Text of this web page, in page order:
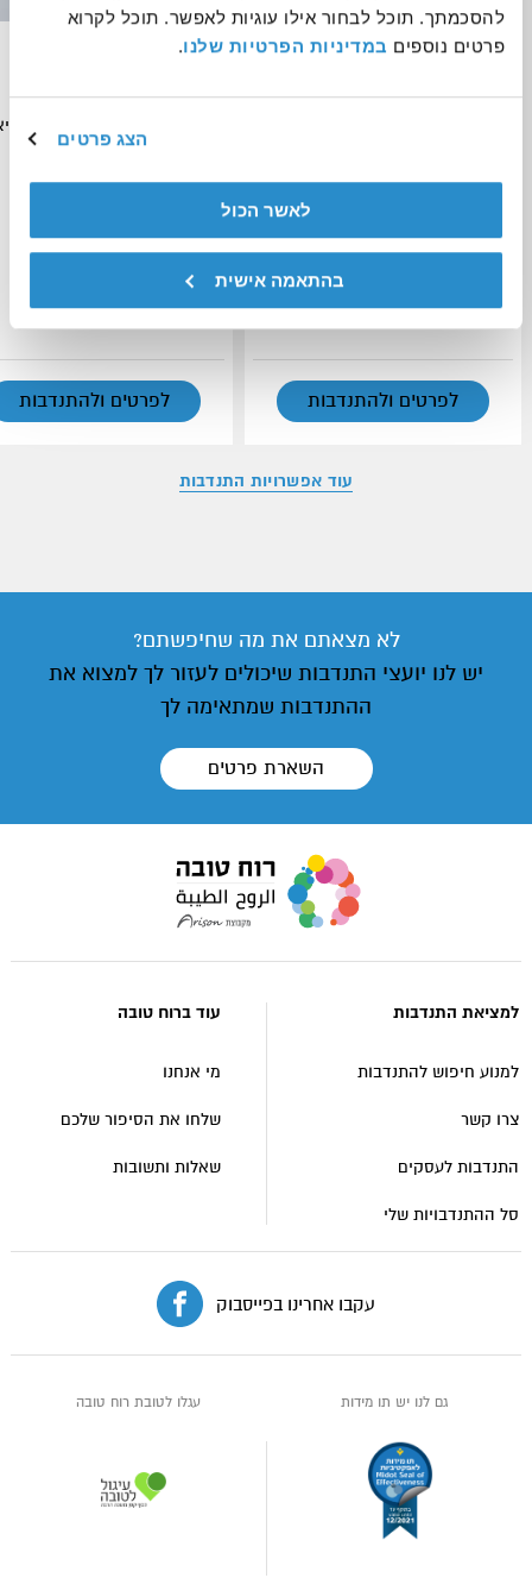
פרטים נוספים במדיניות הפרטיות שלנו.
הצג פרטים
לאשר הכול
בהתאמה אישית
התנדבות במרחב הלב - מרחב
רמת גן
שמירה בסל
לפרטים ולהתנדבות
אנוש - העמותה הישראלית
לפרטים ולהתנדבות
עוד אפשרויות התנדבות
לא מצאתם את מה שחיפשתם?
יש לנו יועצי התנדבות שיכולים לעזור לך למצוא את
ההתנדבות שמתאימה לך
השארת פרטים
רוח
למציאת התנדבות
למנוע חיפוש להתנדבות
צרו קשר
התנדבות לעסקים
סל ההתנדבויות שלי
עוד ברוח טובה
מי אנחנו
שלחו את הסיפור שלכם
שאלות ותשובות
גם לנו יש תו מידות עגלו לטובת רוח טובה
עקבו אחרינו בפייסבוק